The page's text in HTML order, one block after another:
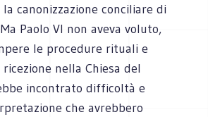
la canonizzazione conciliare di
Paolo VI non aveva voluto,
le procedure rituali e
nella Chiesa del
incontrato difficoltà e
che avrebbero